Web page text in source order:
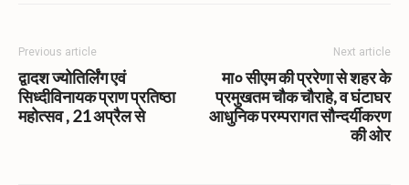
Previous article
द्वादश ज्योतिर्लिंग एवं
सिध्दीविनायक प्राण प्रतिष्ठा
महोत्सव , 21 अप्रैल से
Next article
मा० सीएम की प्ररेणा से शहर के
प्रमुखतम चौक चौराहे, व घंटाघर
आधुनिक परम्परागत सौन्दर्यीकरण
की ओर